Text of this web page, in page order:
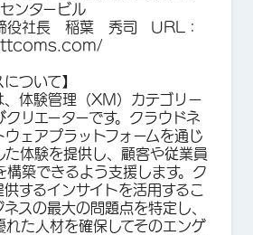
ンタービル
役社長 稲葉 秀司 URL：
ついて】
、体験管理（XM）カテゴリー
リエーターです。クラウドネ
ェアプラットフォームを通じ
た体験を提供し、顧客や従業員
構築できるよう支援します。ク
供するインサイトを活用するこ
スの最大の問題点を特定し、
れた人材を確保してそのエンゲ